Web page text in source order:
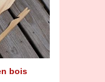
bois